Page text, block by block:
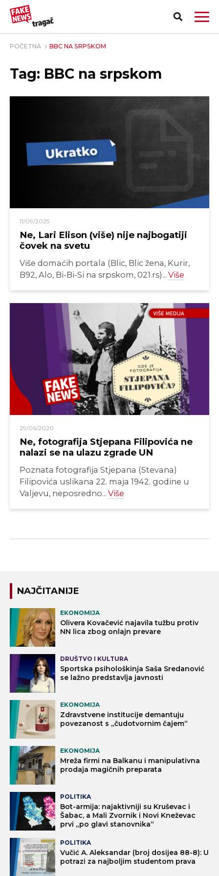
POČETNA BBC NA SRPSKOM
Tag: BBC na srpskom
11/09/2025
Ne, Lari Elison (više) nije najbogatiji
čovek na svetu
Više domaćih portala (Blic, Blic žena, Kurir,
B92, Alo, Bi-Bi-Si na srpskom, 021.rs)... Više
29/06/2020
Ne, fotografija Stjepana Filipovića ne
nalazi se na ulazu zgrade UN
Poznata fotografija Stjepana (Stevana)
Filipovića uslikana 22. maja 1942. godine u
Valjevu, neposredno... Više
NAJČITANIJE
EKONOMIJA
Olivera Kovačević najavila tužbu protiv
NN lica zbog onlajn prevare
DRUŠTVO I KULTURA
Sportska psihološkinja Saša Sredanović
se lažno predstavlja javnosti
EKONOMIJA
Zdravstvene institucije demantuju
povezanost s „čudotvornim čajem“
EKONOMIJA
Mreža firmi na Balkanu i manipulativna
prodaja magičnih preparata
POLITIKA
Bot-armija: najaktivniji su Kruševac i
Šabac, a Mali Zvornik i Novi Kneževac
prvi „po glavi stanovnika“
POLITIKA
Vučić A. Aleksandar (broj dosijea 88-8): U
potrazi za najboljim studentom prava